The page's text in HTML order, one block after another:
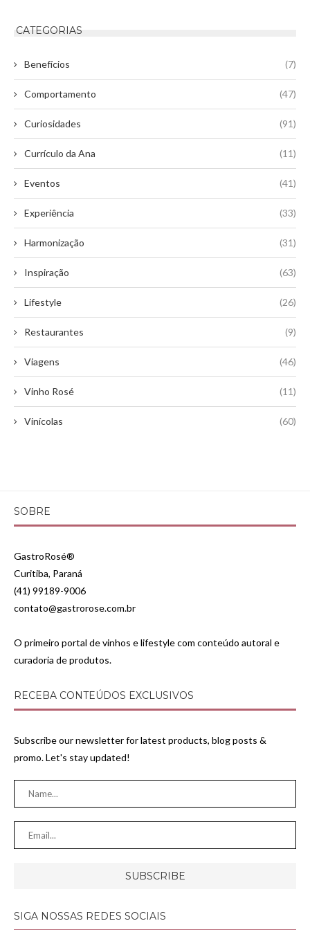
CATEGORIAS
Benefícios (7)
Comportamento (47)
Curiosidades (91)
Currículo da Ana (11)
Eventos (41)
Experiência (33)
Harmonização (31)
Inspiração (63)
Lifestyle (26)
Restaurantes (9)
Viagens (46)
Vinho Rosé (11)
Vinícolas (60)
SOBRE
GastroRosé®
Curitiba, Paraná
(41) 99189-9006
contato@gastrorose.com.br
O primeiro portal de vinhos e lifestyle com conteúdo autoral e
curadoria de produtos.
RECEBA CONTEÚDOS EXCLUSIVOS
Subscribe our newsletter for latest products, blog posts &
promo. Let's stay updated!
SIGA NOSSAS REDES SOCIAIS